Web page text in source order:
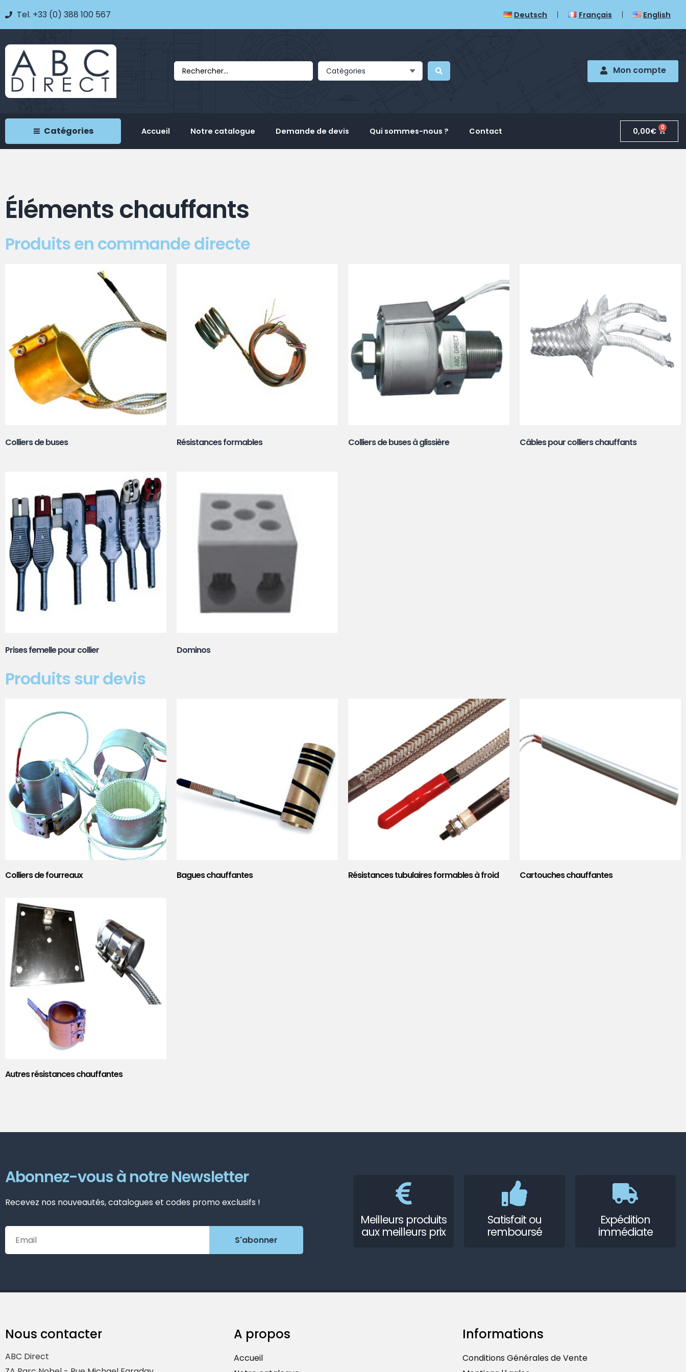
Tel. +33 (0) 388 100 567 Deutsch Français English
Catégories Mon compte
Catégories Accueil Notre catalogue Demande de devis Qui sommes-nous ? Contact 0,00€ 0
Éléments chauffants
Produits en commande directe
Colliers de buses Résistances formables Colliers de buses à glissière Câbles pour colliers chauffants
Prises femelle pour collier Dominos
Produits sur devis
Colliers de fourreaux Bagues chauffantes Résistances tubulaires formables à froid Cartouches chauffantes
Autres résistances chauffantes
Abonnez-vous à notre Newsletter
Recevez nos nouveautés, catalogues et codes promo exclusifs !
Meilleurs produits
aux meilleurs prix
Satisfait ou
remboursé
Expédition
immédiate
Nous contacter
ABC Direct
A propos
Accueil
Informations
Conditions Générales de Vente